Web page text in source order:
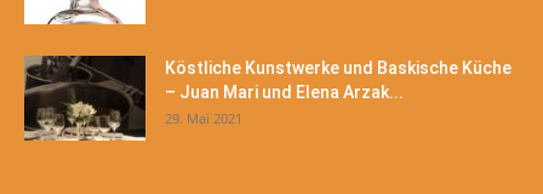
Köstliche Kunstwerke und Baskische Küche
– Juan Mari und Elena Arzak...
29. Mai 2021